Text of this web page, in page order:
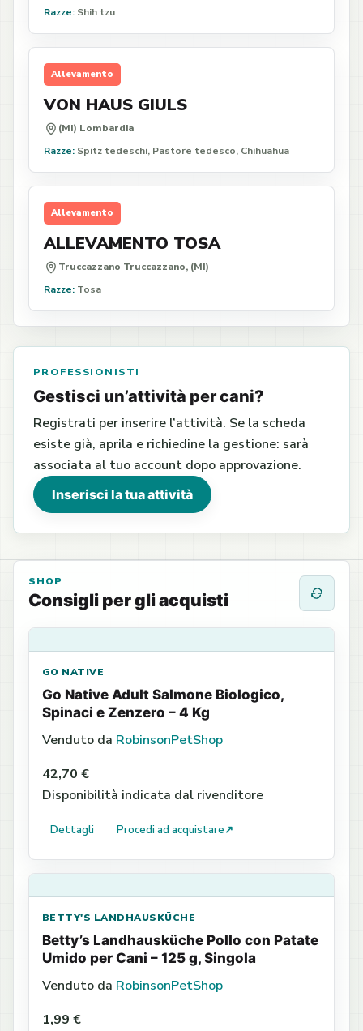
Razze: Shih tzu
Allevamento
VON HAUS GIULS
(MI) Lombardia
Razze: Spitz tedeschi, Pastore tedesco, Chihuahua
Allevamento
ALLEVAMENTO TOSA
Truccazzano Truccazzano, (MI)
Razze: Tosa
PROFESSIONISTI
Gestisci un’attività per cani?
Registrati per inserire l’attività. Se la scheda
esiste già, aprila e richiedine la gestione: sarà
associata al tuo account dopo approvazione.
Inserisci la tua attività
SHOP
Consigli per gli acquisti
GO NATIVE
Go Native Adult Salmone Biologico,
Spinaci e Zenzero – 4 Kg
Venduto da RobinsonPetShop
42,70 €
Disponibilità indicata dal rivenditore
Dettagli Procedi ad acquistare↗
BETTY'S LANDHAUSKÜCHE
Betty’s Landhausküche Pollo con Patate
Umido per Cani – 125 g, Singola
Venduto da RobinsonPetShop
1,99 €